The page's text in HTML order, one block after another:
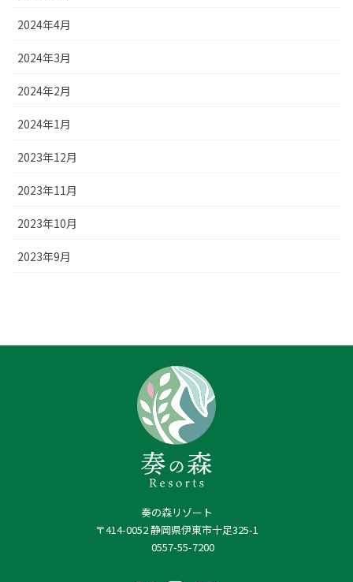
2024年4月
2024年3月
2024年2月
2024年1月
2023年12月
2023年11月
2023年10月
2023年9月
奏の森リゾート
〒414-0052 静岡県伊東市十足325-1
0557-55-7200